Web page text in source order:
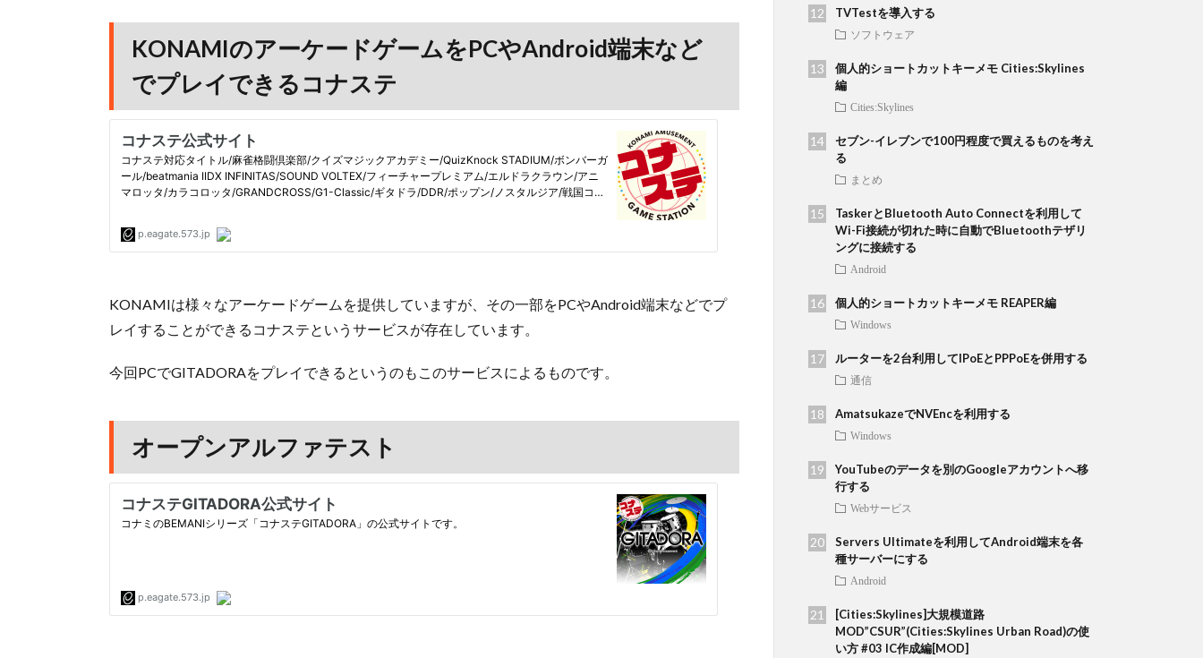
KONAMIのアーケードゲームをPCやAndroid端末など
でプレイできるコナステ
KONAMIは様々なアーケードゲームを提供していますが、その一部をPCやAndroid端末などでプ
レイすることができるコナステというサービスが存在しています。
今回PCでGITADORAをプレイできるというのもこのサービスによるものです。
オープンアルファテスト
TVTestを導入する
ソフトウェア
個人的ショートカットキーメモ Cities:Skylines
編
Cities:Skylines
セブン-イレブンで100円程度で買えるものを考え
る
まとめ
TaskerとBluetooth Auto Connectを利用して
Wi-Fi接続が切れた時に自動でBluetoothテザリ
ングに接続する
Android
個人的ショートカットキーメモ REAPER編
Windows
ルーターを2台利用してIPoEとPPPoEを併用する
通信
AmatsukazeでNVEncを利用する
Windows
YouTubeのデータを別のGoogleアカウントへ移
行する
Webサービス
Servers Ultimateを利用してAndroid端末を各
種サーバーにする
Android
[Cities:Skylines]大規模道路
MOD”CSUR”(Cities:Skylines Urban Road)の使
い方 #03 IC作成編[MOD]